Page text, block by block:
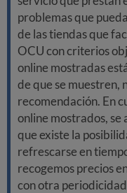
problemas que
de las tiendas que
OCU con criterios
online mostradas
de que se muestren,
recomendación. En
online mostrados, se
que existe la
refrescarse en
recogemos precios
con otra